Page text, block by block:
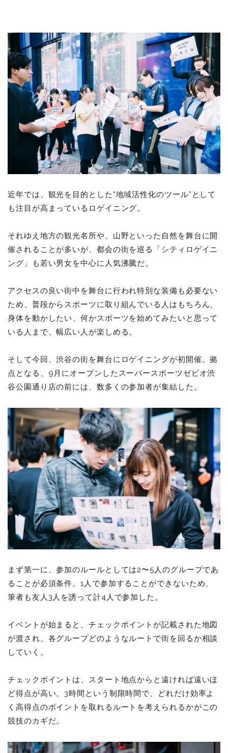
近年では、観光を目的とした“地域活性化のツール”として
も注目が高まっているロゲイニング。
それゆえ地方の観光名所や、山野といった自然を舞台に開
催されることが多いが、都会の街を巡る「シティロゲイニ
ング」も若い男女を中心に人気沸騰だ。
アクセスの良い街中を舞台に行われ特別な装備も必要ない
ため、普段からスポーツに取り組んでいる人はもちろん、
身体を動かしたい、何かスポーツを始めてみたいと思って
いる人まで、幅広い人が楽しめる。
そして今回、渋谷の街を舞台にロゲイニングが初開催。拠
点となる、9月にオープンしたスーパースポーツゼビオ渋
谷公園通り店の前には、数多くの参加者が集結した。
まず第一に、参加のルールとしては2〜5人のグループであ
ることが必須条件。1人で参加することができないため、
筆者も友人3人を誘って計4人で参加した。
イベントが始まると、チェックポイントが記載された地図
が渡され、各グループどのようなルートで街を回るか相談
していく。
チェックポイントは、スタート地点からと遠ければ遠いほ
ど得点が高い。3時間という制限時間で、どれだけ効率よ
く高得点のポイントを取れるルートを考えられるかがこの
競技のカギだ。